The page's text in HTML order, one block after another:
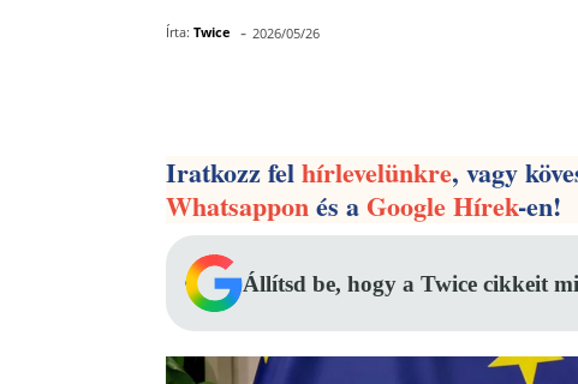
Írta: Twice - 2026/05/26
Iratkozz felhírlevelünkre, vagy
Whatsapponés aGoogle Hírek-en!
Állítsd be, hogy a Twice cikkeit